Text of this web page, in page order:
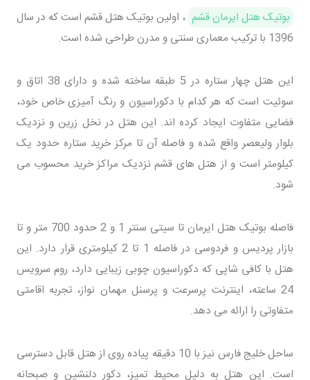
بوتیک هتل ایرمان قشم ، اولین بوتیک هتل قشم است که در سال
1396 با ترکیب معماری سنتی و مدرن طراحی شده است.
این هتل چهار ستاره در 5 طبقه ساخته شده و دارای 38 اتاق و
سوئیت است که هر کدام با دکوراسیون و رنگ آمیزی خاص خود،
فضایی متفاوت ایجاد کرده اند. این هتل در نخل زرین و نزدیک
بلوار ولیعصر واقع شده و فاصله آن تا مرکز خرید ستاره حدود یک
کیلومتر است و از هتل های قشم نزدیک مراکز خرید محسوب می
شود.
فاصله بوتیک هتل ایرمان تا سیتی سنتر 1 و 2 حدود 700 متر و تا
بازار پردیس و فردوسی در فاصله 1 تا 2 کیلومتری قرار دارد. این
هتل با کافی شاپی که دکوراسیون چوبی زیبایی دارد، روم سرویس
24 ساعته، اینترنت پرسرعت و پرسنل مهمان نواز، تجربه اقامتی
متفاوتی را ارائه می دهد.
ساحل خلیج فارس نیز با 10 دقیقه پیاده روی از هتل قابل دسترسی
است. این هتل به دلیل محیط تمیز، دکور دلنشین و صبحانه